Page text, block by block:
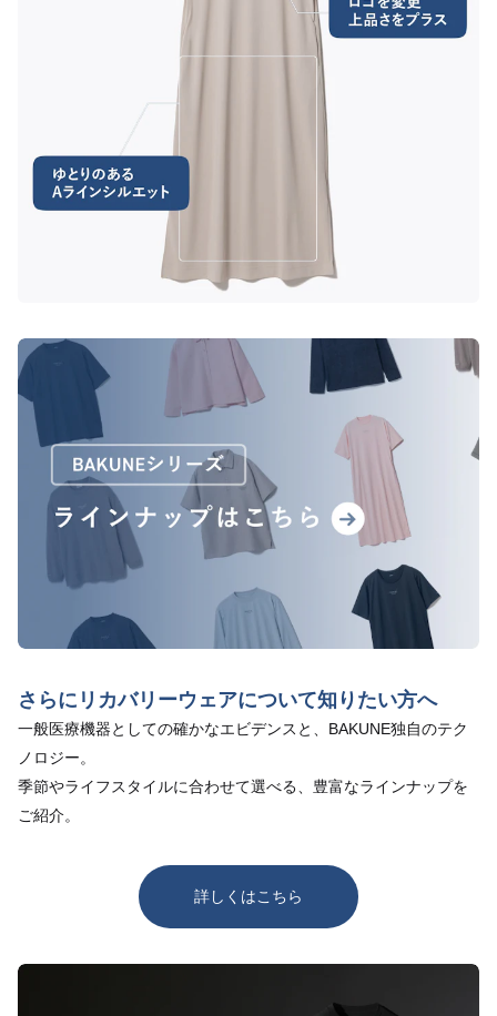
さらにリカバリーウェアについて知りたい方へ
一般医療機器としての確かなエビデンスと、BAKUNE独自のテク
ノロジー。
季節やライフスタイルに合わせて選べる、豊富なラインナップを
ご紹介。
詳しくはこちら